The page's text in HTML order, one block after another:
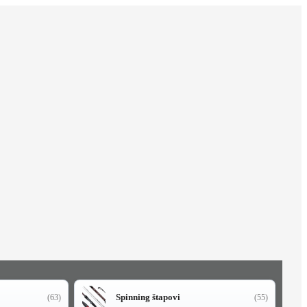
(63) Spinning štapovi (55)